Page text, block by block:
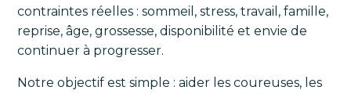
contraintes réelles : sommeil, stress, travail, famille,
reprise, âge, grossesse, disponibilité et envie de
continuer à progresser.
Notre objectif est simple : aider les coureuses, les